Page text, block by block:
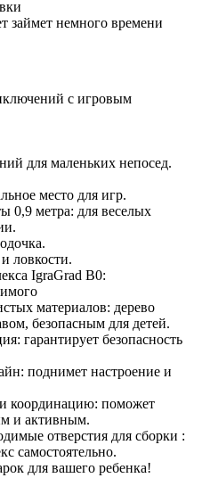
займет немного времени
с игровым
для маленьких непосед.
место для игр.
0,9 метра: для веселых
ловкости.
IgraGrad B0:
материалов: дерево
безопасным для детей.
гарантирует безопасность
поднимет настроение и
координацию: поможет
и активным.
отверстия для сборки :
самостоятельно.
для вашего ребенка!